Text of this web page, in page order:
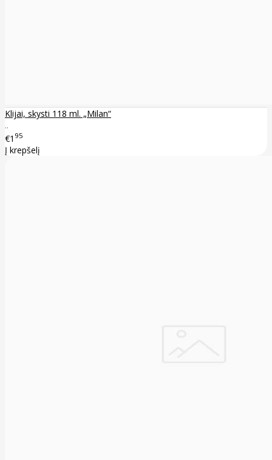
Klijai, skysti 118 ml. „Milan“
..
€1 95
Į krepšelį